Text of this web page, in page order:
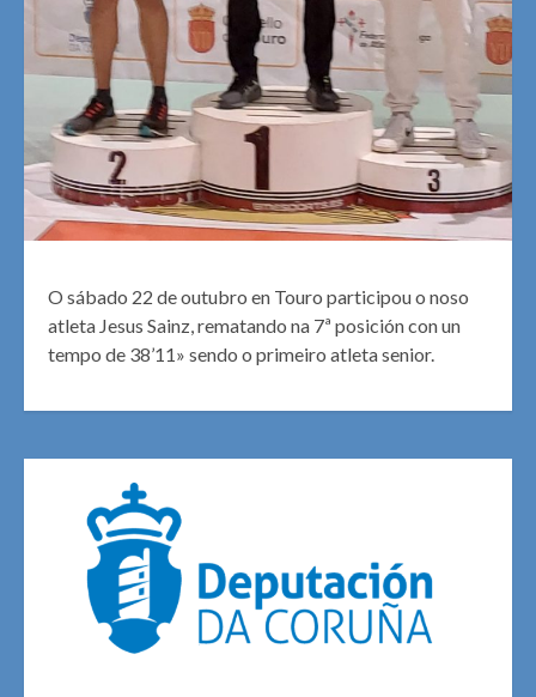
O sábado 22 de outubro en Touro participou o noso
atleta Jesus Sainz, rematando na 7ª posición con un
tempo de 38’11» sendo o primeiro atleta senior.